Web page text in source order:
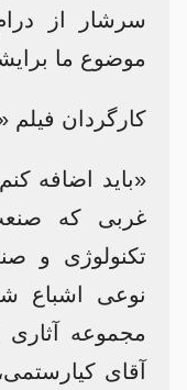
سرشار از
موضوع ما
کارگردان فیلم
«باید اضافه
غربی که
تکنولوژی و
نوعی اشباع
مجموعه‌ آثاری
آقای